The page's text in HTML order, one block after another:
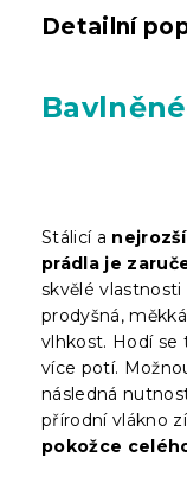
Detailní
Stálicí a
prádla je
skvělé
prodyšná,
vlhkost. Hodí se
více potí.
následná
přírodní vlákno
pokožce